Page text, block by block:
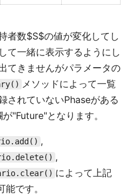
者数$S$の値が変化してし
て一緒に表示するようにし
てきませんがパラメータの
メソッドによって一覧
されていないPhaseがある
が"Future"となります。
,
,
によって上記
です。